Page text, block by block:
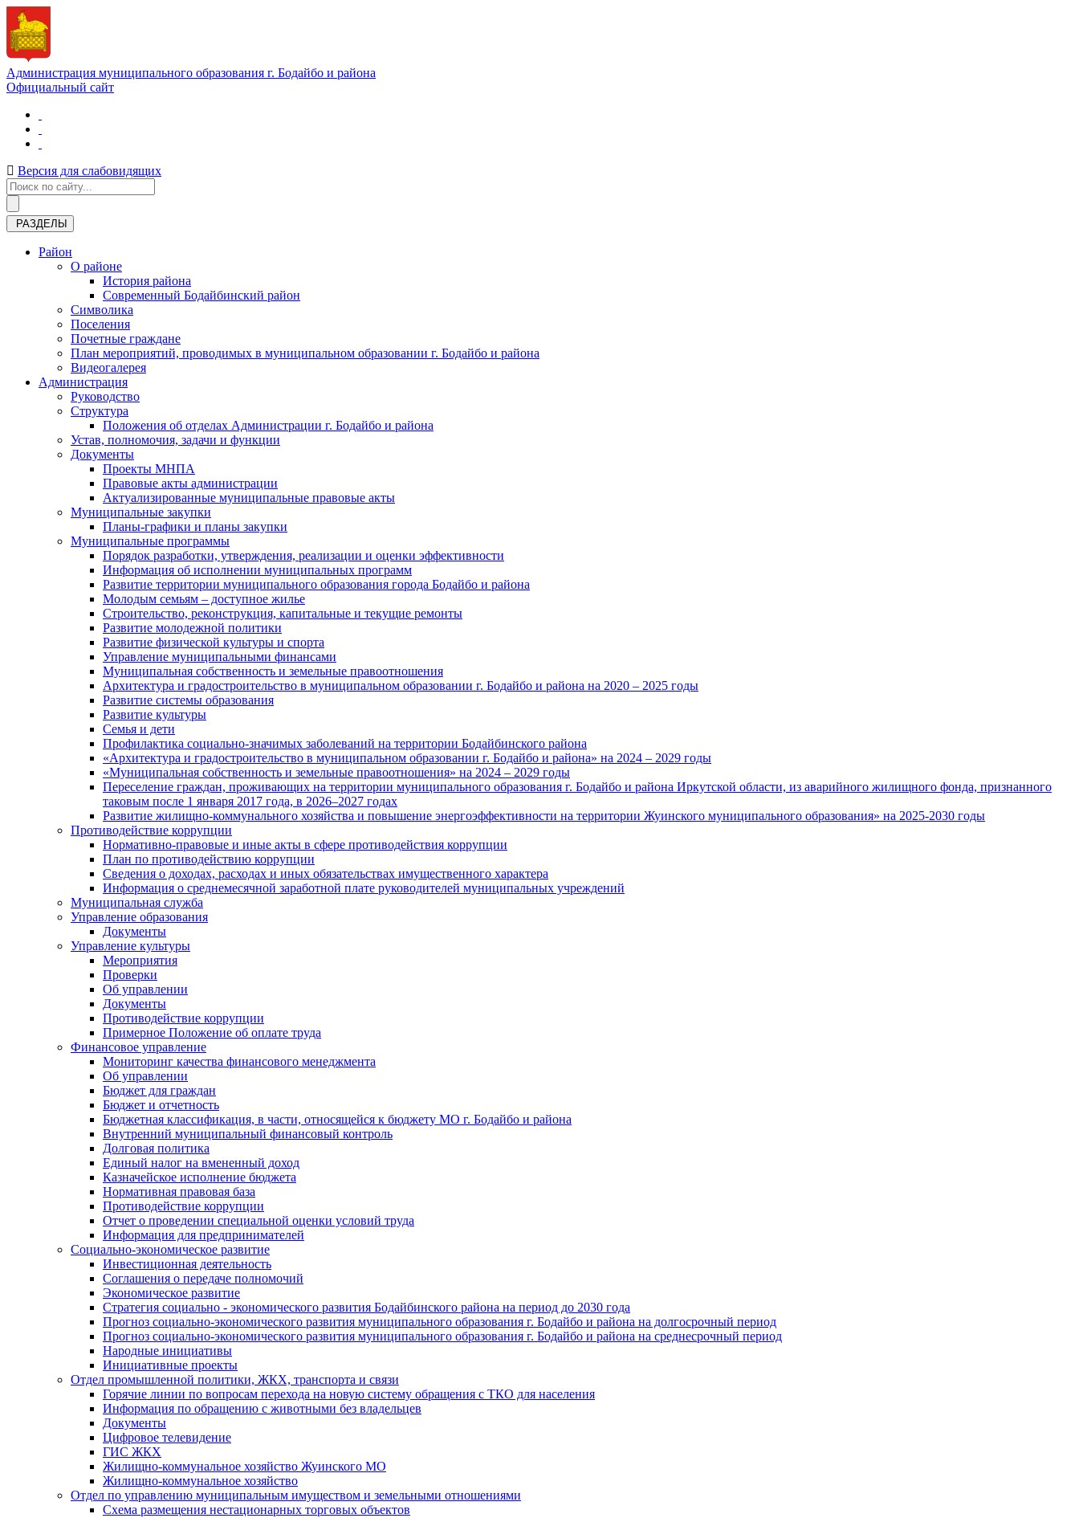
Администрация муниципального образования г. Бодайбо и района
Официальный сайт
Версия для слабовидящих
РАЗДЕЛЫ
Район
О районе
История района
Современный Бодайбинский район
Символика
Поселения
Почетные граждане
План мероприятий, проводимых в муниципальном образовании г. Бодайбо и района
Видеогалерея
Администрация
Руководство
Структура
Положения об отделах Администрации г. Бодайбо и района
Устав, полномочия, задачи и функции
Документы
Проекты МНПА
Правовые акты администрации
Актуализированные муниципальные правовые акты
Муниципальные закупки
Планы-графики и планы закупки
Муниципальные программы
Порядок разработки, утверждения, реализации и оценки эффективности
Информация об исполнении муниципальных программ
Развитие территории муниципального образования города Бодайбо и района
Молодым семьям – доступное жилье
Строительство, реконструкция, капитальные и текущие ремонты
Развитие молодежной политики
Развитие физической культуры и спорта
Управление муниципальными финансами
Муниципальная собственность и земельные правоотношения
Архитектура и градостроительство в муниципальном образовании г. Бодайбо и района на 2020 – 2025 годы
Развитие системы образования
Развитие культуры
Семья и дети
Профилактика социально-значимых заболеваний на территории Бодайбинского района
«Архитектура и градостроительство в муниципальном образовании г. Бодайбо и района» на 2024 – 2029 годы
«Муниципальная собственность и земельные правоотношения» на 2024 – 2029 годы
Переселение граждан, проживающих на территории муниципального образования г. Бодайбо и района Иркутской области, из аварийного жилищного фонда, признанного
таковым после 1 января 2017 года, в 2026–2027 годах
Развитие жилищно-коммунального хозяйства и повышение энергоэффективности на территории Жуинского муниципального образования» на 2025-2030 годы
Противодействие коррупции
Нормативно-правовые и иные акты в сфере противодействия коррупции
План по противодействию коррупции
Сведения о доходах, расходах и иных обязательствах имущественного характера
Информация о среднемесячной заработной плате руководителей муниципальных учреждений
Муниципальная служба
Управление образования
Документы
Управление культуры
Мероприятия
Проверки
Об управлении
Документы
Противодействие коррупции
Примерное Положение об оплате труда
Финансовое управление
Мониторинг качества финансового менеджмента
Об управлении
Бюджет для граждан
Бюджет и отчетность
Бюджетная классификация, в части, относящейся к бюджету МО г. Бодайбо и района
Внутренний муниципальный финансовый контроль
Долговая политика
Единый налог на вмененный доход
Казначейское исполнение бюджета
Нормативная правовая база
Противодействие коррупции
Отчет о проведении специальной оценки условий труда
Информация для предпринимателей
Социально-экономическое развитие
Инвестиционная деятельность
Соглашения о передаче полномочий
Экономическое развитие
Стратегия социально - экономического развития Бодайбинского района на период до 2030 года
Прогноз социально-экономического развития муниципального образования г. Бодайбо и района на долгосрочный период
Прогноз социально-экономического развития муниципального образования г. Бодайбо и района на среднесрочный период
Народные инициативы
Инициативные проекты
Отдел промышленной политики, ЖКХ, транспорта и связи
Горячие линии по вопросам перехода на новую систему обращения с ТКО для населения
Информация по обращению с животными без владельцев
Документы
Цифровое телевидение
ГИС ЖКХ
Жилищно-коммунальное хозяйство Жуинского МО
Жилищно-коммунальное хозяйство
Отдел по управлению муниципальным имуществом и земельными отношениями
Схема размещения нестационарных торговых объектов